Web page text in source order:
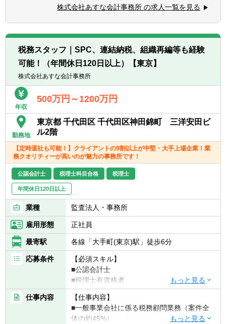
とが好きな方
■約20件程度の顧問先をお任せします。同社
のクライアント先は、月次決算を完璧に対応
できる企業様が多く、記帳代行業務は一切あ
りません。顧問先の経理担当者、財務責任者
などに対して、税務的な観点からチェック・
アドバイスを行って頂きます。
【クライアント】
■クライアントの9.5割以上が中堅・大企業で
す
■業界業種:多種多様(特に商社、IT、不動産業
■担当企業数:20件/人
■税務:コンサル/1対1
【会計ソフト】
勘定奉行、弥生会計、ＰＣＡ会計、ＴＫＣ、
フリー
株式会社あすな会計事務所 の求人一覧を見る
税務スタッフ｜SPC、連結納税、組織再編等も経験
可能！（年間休日120日以上）【東京】
株式会社あすな会計事務所
年収
500万円～1200万円
勤務地
東京都 千代田区 千代田区神田錦町 三洋安田ビ
ル2階
【定時退社も可能！】クライアントの9割以上が中堅・大手上場企業！業
務クオリティーが高いのが魅力の事務所です！
公認会計士 税理士科目合格 税理士
年間休日120日以上
業種 監査法人・事務所
雇用形態 正社員
最寄駅 各線「大手町(東京)駅」徒歩6分
応募条件
【必須スキル】
■公認会計士
■税理士有資格者
■科目合格者（3科目以上）で会計事務所での
経験が豊富な方
■SPCに関する業務経験をお持ちの方
仕事内容
【仕事内容】
■一般事業会社に係る税務顧問業務（案件全
体の約45%）